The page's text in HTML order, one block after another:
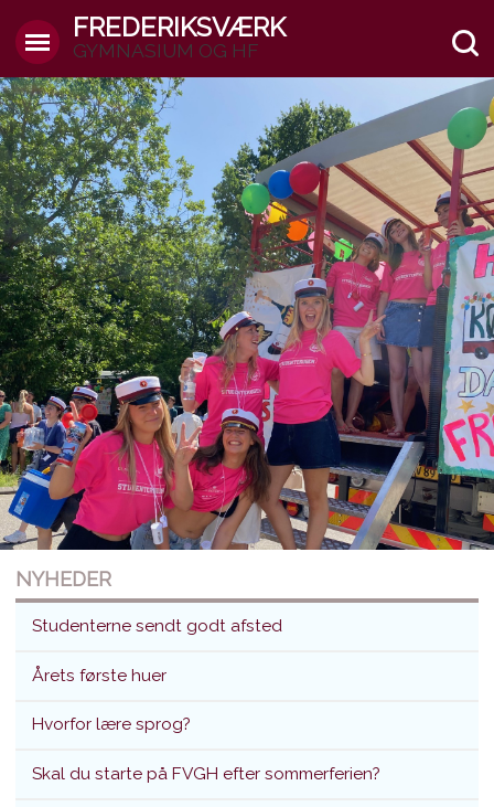
FREDERIKSVÆRK
GYMNASIUM OG HF
Studenterne sendt godt afsted
NYHEDER
Studenterne sendt godt afsted
Årets første huer
Hvorfor lære sprog?
Skal du starte på FVGH efter sommerferien?